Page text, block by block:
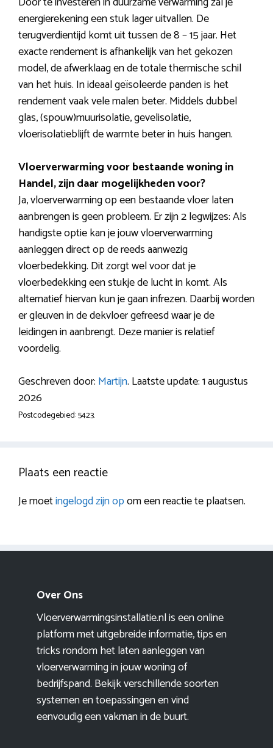
energierekening een stuk lager uitvallen. De
terugverdientijd komt uit tussen de 8 – 15 jaar. Het
exacte rendement is afhankelijk van het gekozen
model, de afwerklaag en de totale thermische schil
van het huis. In ideaal geïsoleerde panden is het
rendement vaak vele malen beter. Middels dubbel
glas, (spouw)muurisolatie, gevelisolatie,
vloerisolatieblijft de warmte beter in huis hangen.
Vloerverwarming voor bestaande woning in
Handel, zijn daar mogelijkheden voor?
Ja, vloerverwarming op een bestaande vloer laten
aanbrengen is geen probleem. Er zijn 2 legwijzes: Als
handigste optie kan je jouw vloerverwarming
aanleggen direct op de reeds aanwezig
vloerbedekking. Dit zorgt wel voor dat je
vloerbedekking een stukje de lucht in komt. Als
alternatief hiervan kun je gaan infrezen. Daarbij worden
er gleuven in de dekvloer gefreesd waar je de
leidingen in aanbrengt. Deze manier is relatief
voordelig.
Geschreven door: Martijn. Laatste update: 1 augustus
2026
Postcodegebied: 5423.
Plaats een reactie
Je moetingelogd zijn opom een reactie te plaatsen.
Over Ons
Vloerverwarmingsinstallatie.nl is een online
platform met uitgebreide informatie, tips en
tricks rondom het laten aanleggen van
vloerverwarming in jouw woning of
bedrijfspand. Bekijk verschillende soorten
systemen en toepassingen en vind
eenvoudig een vakman in de buurt.